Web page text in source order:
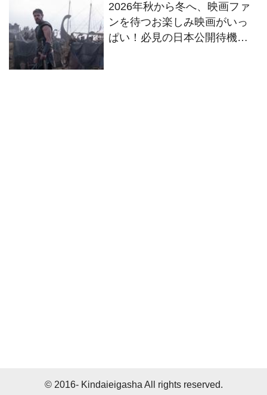
2026年秋から冬へ、映画ファ
ンを待つお楽しみ映画がいっ
ぱい！必見の日本公開待機作
© 2016- Kindaieigasha All rights reserved.